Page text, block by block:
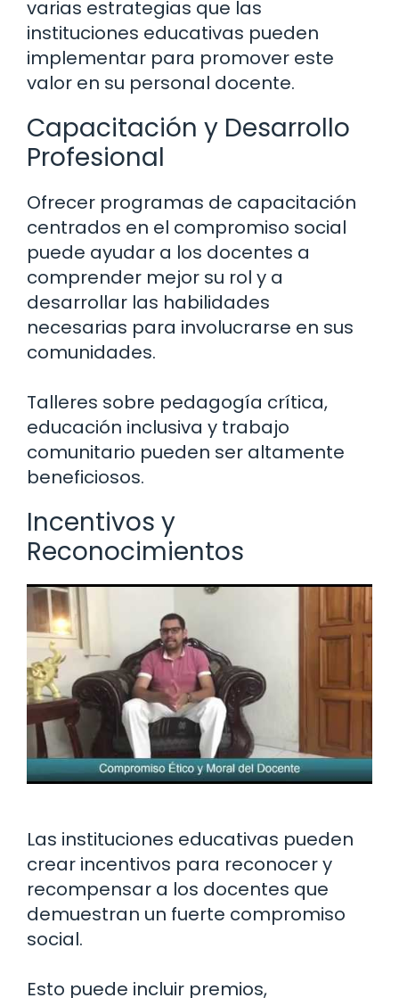
varias estrategias que las
instituciones educativas pueden
implementar para promover este
valor en su personal docente.
Capacitación y Desarrollo
Profesional
Ofrecer programas de capacitación
centrados en el compromiso social
puede ayudar a los docentes a
comprender mejor su rol y a
desarrollar las habilidades
necesarias para involucrarse en sus
comunidades.
Talleres sobre pedagogía crítica,
educación inclusiva y trabajo
comunitario pueden ser altamente
beneficiosos.
Incentivos y
Reconocimientos
Las instituciones educativas pueden
crear incentivos para reconocer y
recompensar a los docentes que
demuestran un fuerte compromiso
social.
Esto puede incluir premios,